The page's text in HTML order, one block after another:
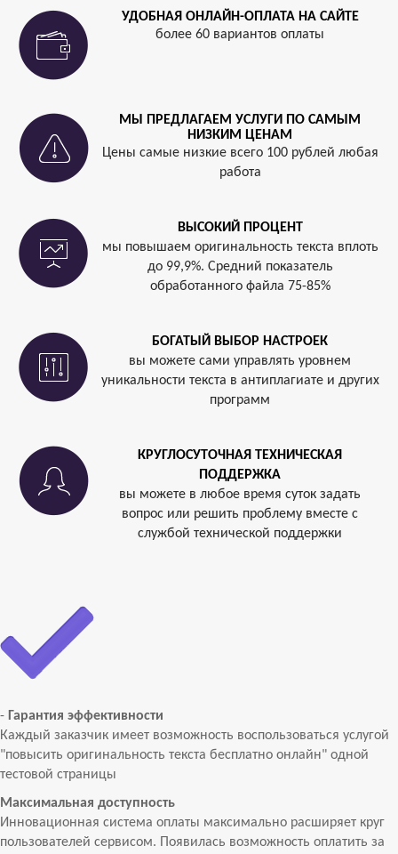
УДОБНАЯ ОНЛАЙН-ОПЛАТА НА САЙТЕ
более 60 вариантов оплаты
МЫ ПРЕДЛАГАЕМ УСЛУГИ ПО САМЫМ
НИЗКИМ ЦЕНАМ
Цены самые низкие всего 100 рублей любая
работа
ВЫСОКИЙ ПРОЦЕНТ
мы повышаем оригинальность текста вплоть
до 99,9%. Средний показатель
обработанного файла 75-85%
БОГАТЫЙ ВЫБОР НАСТРОЕК
вы можете сами управлять уровнем
уникальности текста в антиплагиате и других
программ
КРУГЛОСУТОЧНАЯ ТЕХНИЧЕСКАЯ
ПОДДЕРЖКА
вы можете в любое время суток задать
вопрос или решить проблему вместе с
службой технической поддержки
- Гарантия эффективности
Каждый заказчик имеет возможность воспользоваться услугой
"повысить оригинальность текста бесплатно онлайн" одной
тестовой страницы
Максимальная доступность
Инновационная система оплаты максимально расширяет круг
пользователей сервисом. Появилась возможность оплатить за